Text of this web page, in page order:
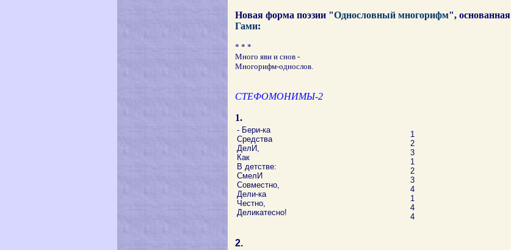
Новая форма поэзии "Однословный многорифм", основанная
Гами:
* * *
Много яви и снов -
Многорифм-однослов.
СТЕФОМОНИМЫ-2
1.
- Бери-ка
Средства
ДелИ,
Как
В детстве:
СмелИ
Совместно,
Дели-ка
Честно,
Деликатесно!
1
2
3
1
2
3
4
1
4
4
2.